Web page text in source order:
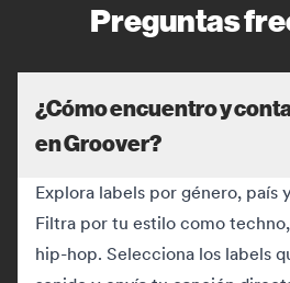
Preguntas
¿Cómo encuentro y
en Groover?
Explora labels por género, país
Filtra por tu estilo como
hip-hop. Selecciona los labels